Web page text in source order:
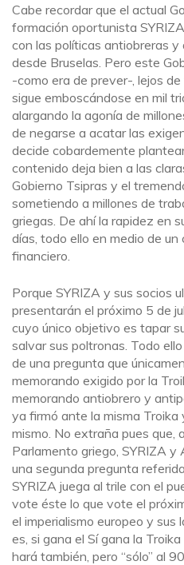
Cabe recordar que el actual
formación oportunista
con las políticas antiobreras
desde Bruselas. Pero este
-como era de prever-, lejos
sigue emboscándose en mil
alargando la agonía de
de negarse a acatar las
decide cobardemente
contenido deja bien a las
Gobierno Tsipras y el
sometiendo a millones de
griegas. De ahí la rapidez en
días, todo ello en medio de un
financiero.
Porque SYRIZA y sus socios
presentarán el próximo 5 de
cuyo único objetivo es tapar
salvar sus poltronas. Todo
de una pregunta que
memorando exigido por la
memorando antiobrero y
ya firmó ante la misma
mismo. No extraña pues que,
Parlamento griego, SYRIZA y
una segunda pregunta
SYRIZA juega al trile con el
vote éste lo que vote el
el imperialismo europeo y
es, si gana el Sí gana la
hará también, pero “sólo” al